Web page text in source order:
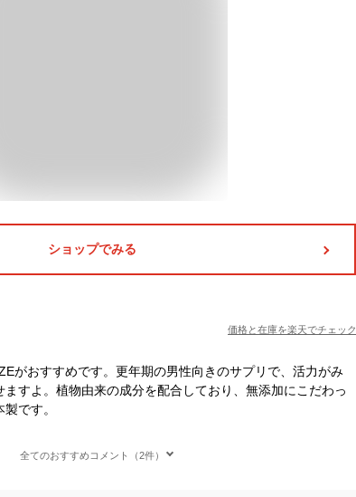
ショップでみる
価格と在庫を楽天でチェック
がおすすめです。更年期の男性向きのサプリで、活力がみ
すよ。植物由来の成分を配合しており、無添加にこだわっ
です。
全てのおすすめコメント（2件）